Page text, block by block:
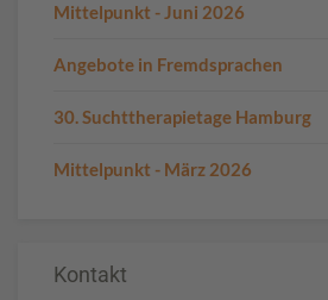
Mittelpunkt - Juni 2026
Angebote in Fremdsprachen
30. Suchttherapietage Hamburg
Mittelpunkt - März 2026
Kontakt